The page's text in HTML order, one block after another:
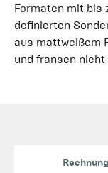
Formaten mit bis
definierten
aus mattweißem
und fransen nicht
Rechnung